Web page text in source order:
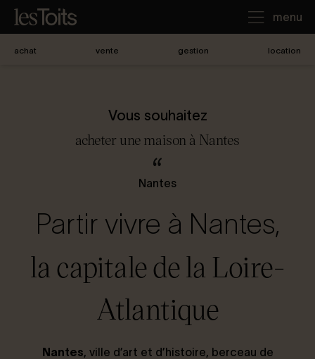
menu
Notre agence
Connexion / Inscription
achat vente gestion location
Vous souhaitez
acheter une maison à Nantes
Nantes
Partir vivre à Nantes,
la capitale de la Loire-
Atlantique
Nantes, ville d’art et d’histoire, berceau de